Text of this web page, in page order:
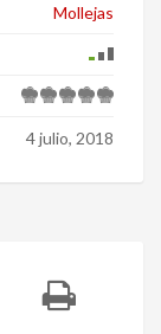
Mollejas
4 julio, 2018